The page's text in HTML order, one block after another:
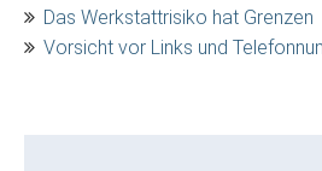
Das Werkstattrisiko hat Grenzen
Vorsicht vor Links und